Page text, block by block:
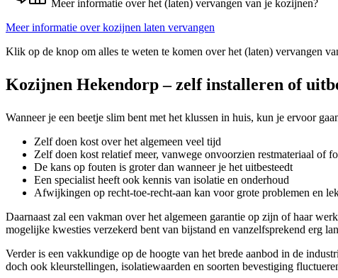
Meer informatie over het (laten) vervangen van je kozijnen?
Meer informatie over kozijnen laten vervangen
Klik op de knop om alles te weten te komen over het (laten) vervangen
Kozijnen Hekendorp – zelf installeren of
Wanneer je een beetje slim bent met het klussen in huis, kun je ervoor
Zelf doen kost over het algemeen veel tijd
Zelf doen kost relatief meer, vanwege onvoorzien restmateriaal of
De kans op fouten is groter dan wanneer je het uitbesteedt
Een specialist heeft ook kennis van isolatie en onderhoud
Afwijkingen op recht-toe-recht-aan kan voor grote problemen en
Daarnaast zal een vakman over het algemeen garantie op zijn of haar
mogelijke kwesties verzekerd bent van bijstand en vanzelfsprekend erg
Verder is een vakkundige op de hoogte van het brede aanbod in de
doch ook kleurstellingen, isolatiewaarden en soorten bevestiging